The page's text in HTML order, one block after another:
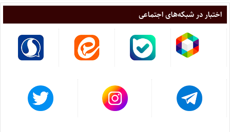
اختبار در شبکه‌های اجتماعی